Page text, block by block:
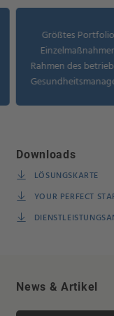
Größtes
Rahmen des
Downloads
LÖSUNGSKARTE
YOUR PERFECT
News & Artikel